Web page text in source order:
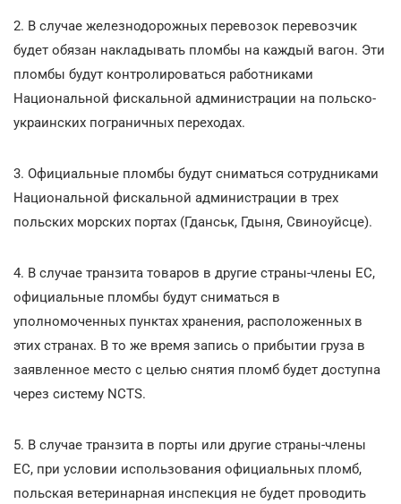
2. В случае железнодорожных перевозок перевозчик
будет обязан накладывать пломбы на каждый вагон. Эти
пломбы будут контролироваться работниками
Национальной фискальной администрации на польско-
украинских пограничных переходах.
3. Официальные пломбы будут сниматься сотрудниками
Национальной фискальной администрации в трех
польских морских портах (Гданськ, Гдыня, Свиноуйсце).
4. В случае транзита товаров в другие страны-члены ЕС,
официальные пломбы будут сниматься в
уполномоченных пунктах хранения, расположенных в
этих странах. В то же время запись о прибытии груза в
заявленное место с целью снятия пломб будет доступна
через систему NCTS.
5. В случае транзита в порты или другие страны-члены
ЕС, при условии использования официальных пломб,
польская ветеринарная инспекция не будет проводить